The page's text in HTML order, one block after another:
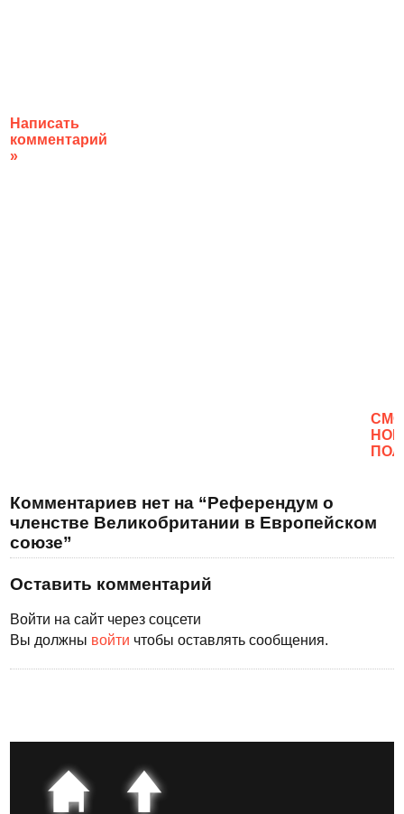
Написать
комментарий
»
Комментариев нет на “Референдум о
членстве Великобритании в Европейском
союзе”
Оставить комментарий
Войти на сайт через соцсети
Вы должны войти чтобы оставлять сообщения.